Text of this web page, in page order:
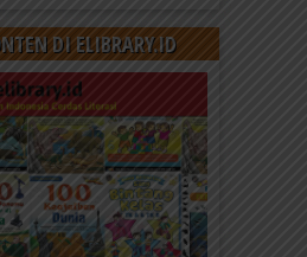
DI ELIBRARY.ID